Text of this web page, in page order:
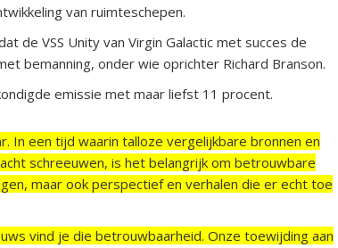
van ruimteschepen.
de VSS Unity van Virgin Galactic met succes de
bemanning, onder wie oprichter Richard Branson.
emissie met maar liefst 11 procent.
In een tijd waarin talloze vergelijkbare bronnen en
schreeuwen, is het belangrijk om betrouwbare
maar ook perspectief en verhalen die er echt toe
vind je die betrouwbaarheid. Onze toewijding aan